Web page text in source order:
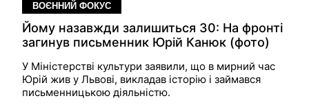
ВОЄННИЙ ФОКУС
Йому назавжди залишиться 30: На фронті
загинув письменник Юрій Канюк (фото)
У Міністерстві культури заявили, що в мирний час
Юрій жив у Львові, викладав історію і займався
письменницькою діяльністю.